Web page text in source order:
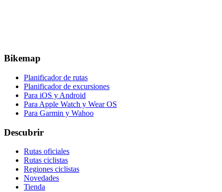
Bikemap
Planificador de rutas
Planificador de excursiones
Para iOS y Android
Para Apple Watch y Wear OS
Para Garmin y Wahoo
Descubrir
Rutas oficiales
Rutas ciclistas
Regiones ciclistas
Novedades
Tienda